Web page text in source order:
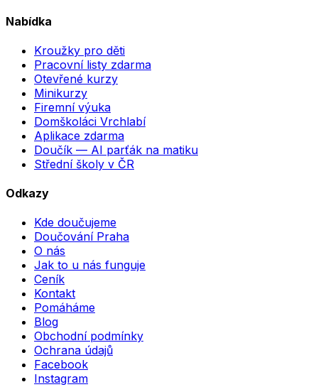
Nabídka
Kroužky pro děti
Pracovní listy zdarma
Otevřené kurzy
Minikurzy
Firemní výuka
Domškoláci Vrchlabí
Aplikace zdarma
Doučík — AI parťák na matiku
Střední školy v ČR
Odkazy
Kde doučujeme
Doučování Praha
O nás
Jak to u nás funguje
Ceník
Kontakt
Pomáháme
Blog
Obchodní podmínky
Ochrana údajů
Facebook
Instagram